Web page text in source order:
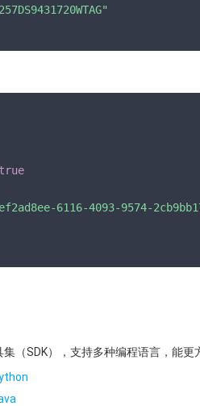
true
6116-4093-9574-
（SDK），支持多种编程语言，能更